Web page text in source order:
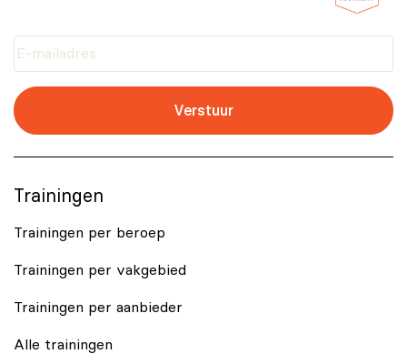
Verstuur
Trainingen
Trainingen per beroep
Trainingen per vakgebied
Trainingen per aanbieder
Alle trainingen